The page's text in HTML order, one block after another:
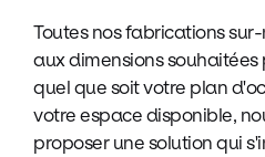
Toutes nos fabrications
aux dimensions souhaitées
quel que soit votre plan
votre espace disponible,
proposer une solution qui